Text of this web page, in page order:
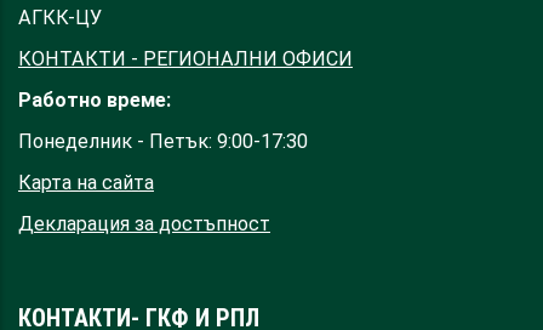
АГКК-ЦУ
КОНТАКТИ - РЕГИОНАЛНИ ОФИСИ
Работно време:
Понеделник - Петък: 9:00-17:30
Карта на сайта
Декларация за достъпност
КОНТАКТИ- ГКФ И РПЛ